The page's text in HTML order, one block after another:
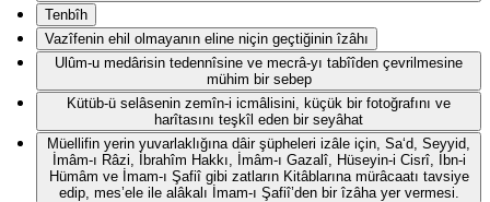
Tenbîh
Vazîfenin ehil olmayanın eline niçin geçtiğinin îzâhı
Ulûm-u medârisin tedennîsine ve mecrâ-yı tabîîden çevrilmesine
mühim bir sebep
Kütüb-ü selâsenin zemîn-i icmâlisini, küçük bir fotoğrafını ve
harîtasını teşkîl eden bir seyâhat
Müellifin yerin yuvarlaklığına dâir şüpheleri izâle için, Sa‘d, Seyyid,
İmâm-ı Râzi, İbrahîm Hakkı, İmâm-ı Gazalî, Hüseyin-i Cisrî, İbn-i
Hümâm ve İmam-ı Şafiî gibi zatların Kitâblarına mürâcaatı tavsiye
edip, mes’ele ile alâkalı İmam-ı Şafiî’den bir îzâha yer vermesi.